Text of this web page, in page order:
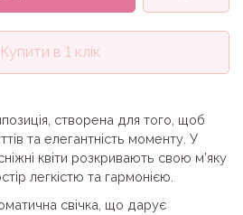
створена для того, щоб
та елегантність моменту. У
квіти розкривають свою м’яку
легкістю та гармонією.
свічка, що дарує
Купити в 1 клік